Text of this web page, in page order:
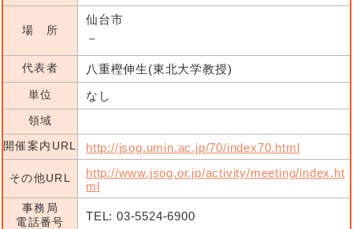
場 所
仙台市
－
代表者 八重樫伸生(東北大学教授)
単位 なし
領域
開催案内URL
http://jsog.umin.ac.jp/70/index70.html
その他URL
http://www.jsog.or.jp/activity/meeting/index.ht
ml
事務局
電話番号
TEL: 03-5524-6900